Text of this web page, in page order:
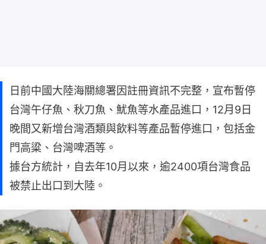
日前中國大陸海關總署因註冊資訊不完整，宣布暫停
台灣午仔魚、秋刀魚、魷魚等水產品進口，12月9日
晚間又新增台灣酒類與飲料等產品暫停進口，包括金
門高粱、台灣啤酒等。
據台方統計，自去年10月以來，逾2400項台灣食品
被禁止出口到大陸。